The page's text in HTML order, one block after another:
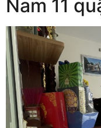
Nam 11